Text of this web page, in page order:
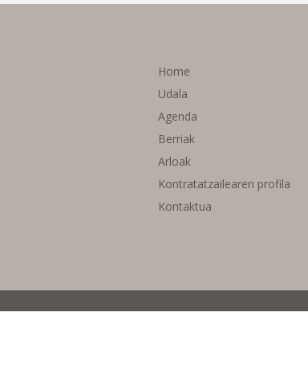
Home
Udala
Agenda
Berriak
Arloak
Kontratatzailearen profila
Kontaktua